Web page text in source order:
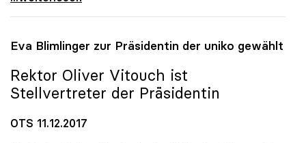
Eva Blimlinger zur Präsidentin der uniko gewählt
Rektor Oliver Vitouch ist
Stellvertreter der Präsidentin
OTS 11.12.2017